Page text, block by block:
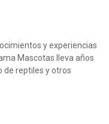
y experiencias
Mascotas lleva años
de reptiles y otros